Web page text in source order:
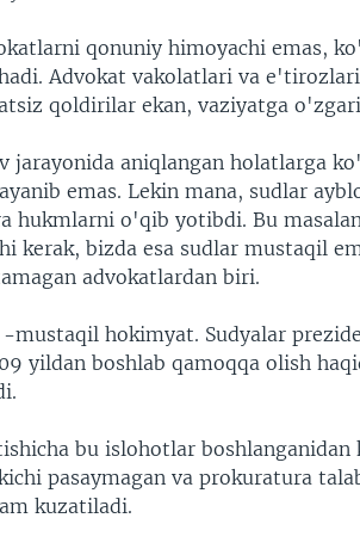
qonuniy himoyachi emas,
Advokat vakolatlari va
qoldirilar ekan, vaziyatga
jarayonida aniqlangan holatlarga
emas. Lekin mana, sudlar
hukmlarni o'qib yotibdi. Bu
kerak, bizda esa sudlar mustaqil
advokatlardan biri.
mustaqil hokimyat. Sudyalar
yildan boshlab qamoqqa olish
bu islohotlar boshlanganidan
pasaymagan va prokuratura
kuzatiladi.